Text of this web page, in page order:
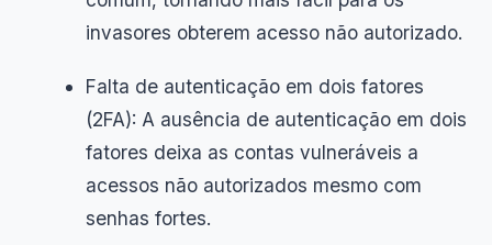
invasores obterem acesso não autorizado.
Falta de autenticação em dois fatores
(2FA): A ausência de autenticação em dois
fatores deixa as contas vulneráveis a
acessos não autorizados mesmo com
senhas fortes.